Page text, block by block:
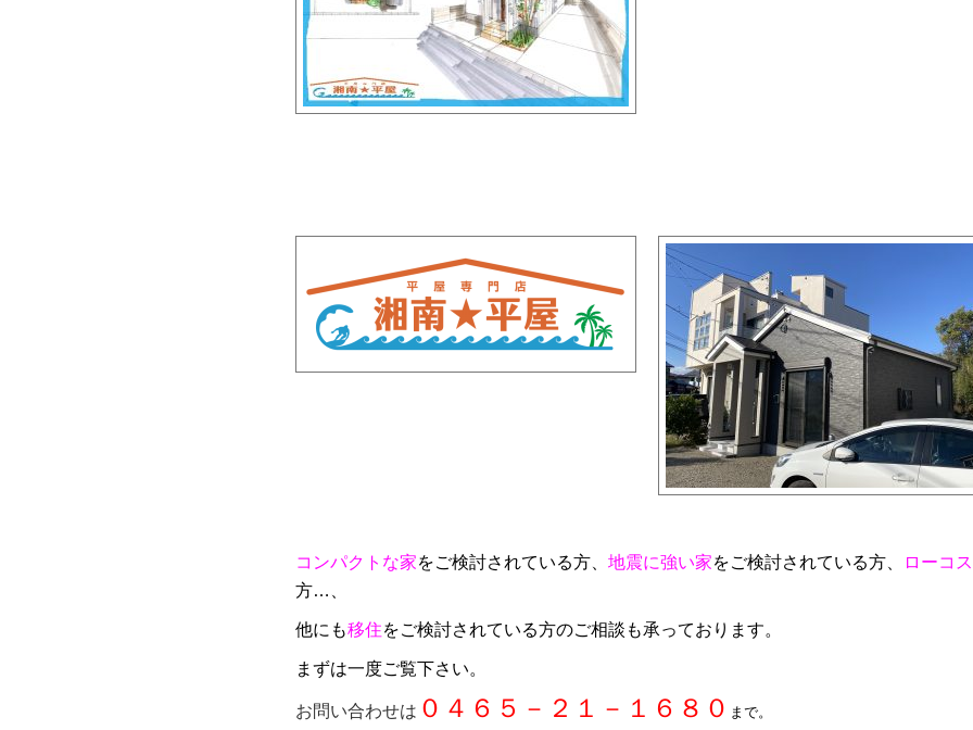
コンパクトな家をご検討されている方、 地震に強い家をご検討されている方、 ローコ
方…、
他にも移住をご検討されている方のご相談も承っております。
まずは一度ご覧下さい。
お問い合わせは ０４６５－２１－１６８０ まで。